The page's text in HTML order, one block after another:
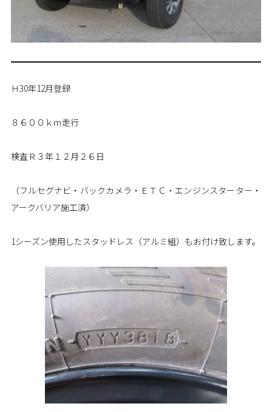
Ｈ30年12月登録
８６００ｋｍ走行
検査Ｒ３年１２月２６日
（フルセグナビ・バックカメラ・ＥＴＣ・エンジンスターター・
アークバリア施工済）
1シーズン使用したスタッドレス（アルミ組）もお付け致します。